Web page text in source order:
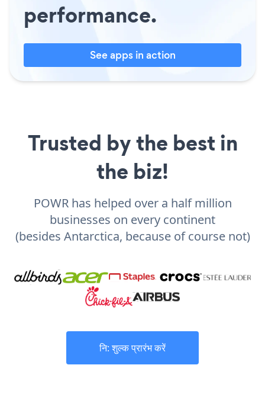
performance.
See apps in action
Trusted by the best in
the biz!
POWR has helped over a half million
businesses on every continent
(besides Antarctica, because of course not)
नि: शुल्क प्रारंभ करें